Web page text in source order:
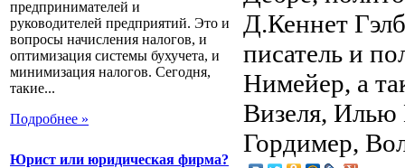
предпринимателей и
руководителей предприятий. Это и
вопросы начисления налогов, и
оптимизация системы бухучета, и
минимизация налогов. Сегодня,
такие...
Подробнее »
Юрист или юридическая фирма?
Д.Кеннет
писатель и
Нимейер, а
Визеля,
Гордимер,